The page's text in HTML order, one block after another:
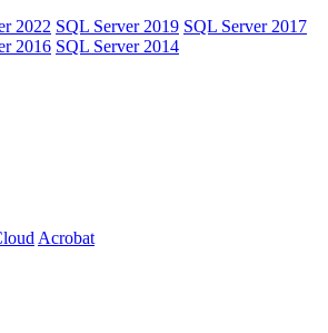
2022 SQL Server 2019 SQL Server 2017
2016 SQL Server 2014
Acrobat